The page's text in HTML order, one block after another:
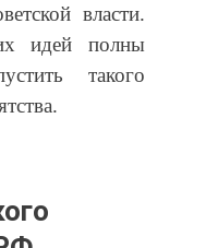
власти.
идей полны
такого